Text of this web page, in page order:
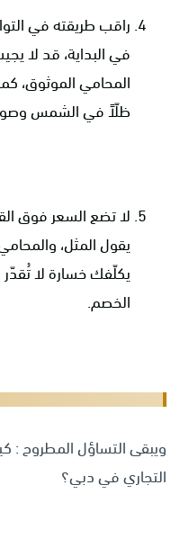
راقب طريقته في
في البداية، قد لا
المحامي الموثوق،
ظلّاً في الشمس
لا تضع السعر فوق
يقول المثل،
يكلّفك خسارة لا
الخصم.
ويبقى التساؤل المطروح :
التجاري في دبي؟